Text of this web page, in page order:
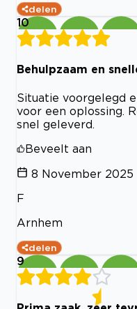
delen
10
Behulpzaam en
Situatie voorgelegd
voor een oplossing.
snel geleverd.
Beveelt aan
8 November 2025
F
Arnhem
delen
9